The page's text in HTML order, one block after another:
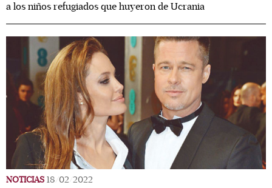
a los niños refugiados que huyeron de Ucrania
NOTICIAS 18/02/2022